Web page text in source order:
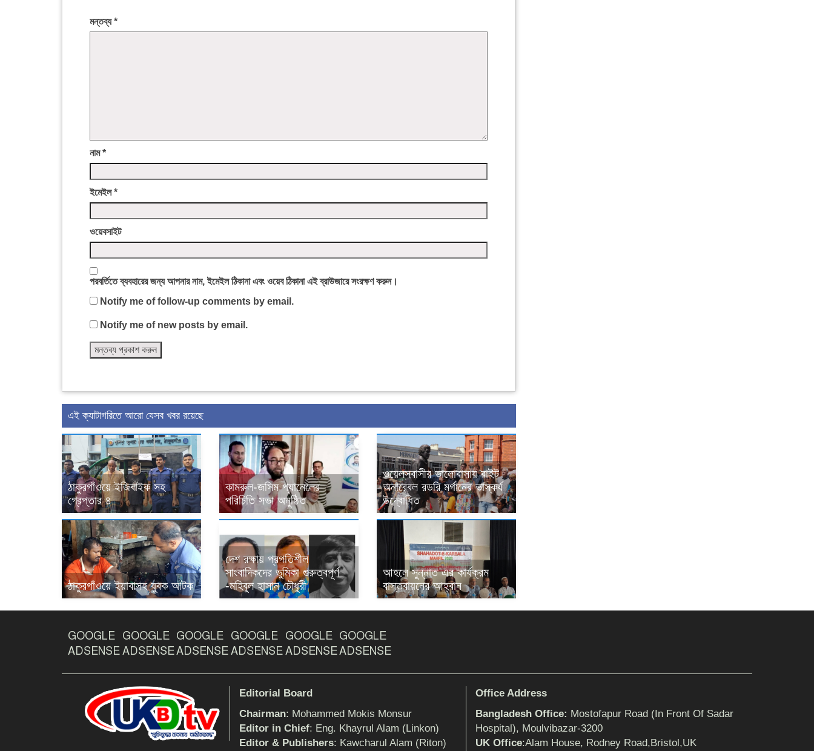
মন্তব্য*
নাম*
ইমেইল*
ওয়েবসাইট
পরবর্তিতে ব্যবহারের জন্য আপনার নাম, ইমেইল ঠিকানা এবং ওয়েব ঠিকানা এই ব্রাউজারে সংরক্ষণ করুন।
Notify me of follow-up comments by email.
Notify me of new posts by email.
এই ক্যাটাগরিতে আরো যেসব খবর রয়েছে
ঠাকুরগাঁওয়ে ইজিবাইক সহ
গ্রেপ্তার ৪
কামরুল-জসিম প্যানেলের
পরিচিতি সভা অনুষ্ঠিত
ওয়েলসবাসীর ভালোবাসায় রাইট
অনারেবল রডরি মর্গানের ভাস্কর্য
উদ্বোধিত
ঠাকুরগাঁওয়ে ইয়াবাসহ যুবক আটক
দেশ রক্ষায় প্রগতিশীল
সাংবাদিকদের ভুমিকা গুরুত্বপূর্ণ
-মহিবুল হাসান চৌধুরী
আহলে সুন্নাত এর কার্যক্রম
বাস্তবায়নের আহ্বান
GOOGLE
ADSENSE
GOOGLE
ADSENSE
GOOGLE
ADSENSE
GOOGLE
ADSENSE
GOOGLE
ADSENSE
GOOGLE
ADSENSE
Editorial Board
Chairman: Mohammed Mokis Monsur
Editor in Chief: Eng. Khayrul Alam (Linkon)
Editor & Publishers: Kawcharul Alam (Riton)
Office Address
Bangladesh Office: Mostofapur Road (In Front Of Sadar
Hospital), Moulvibazar-3200
UK Office:Alam House, Rodney Road,Bristol,UK